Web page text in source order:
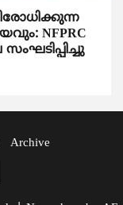
NFPRC
Archive